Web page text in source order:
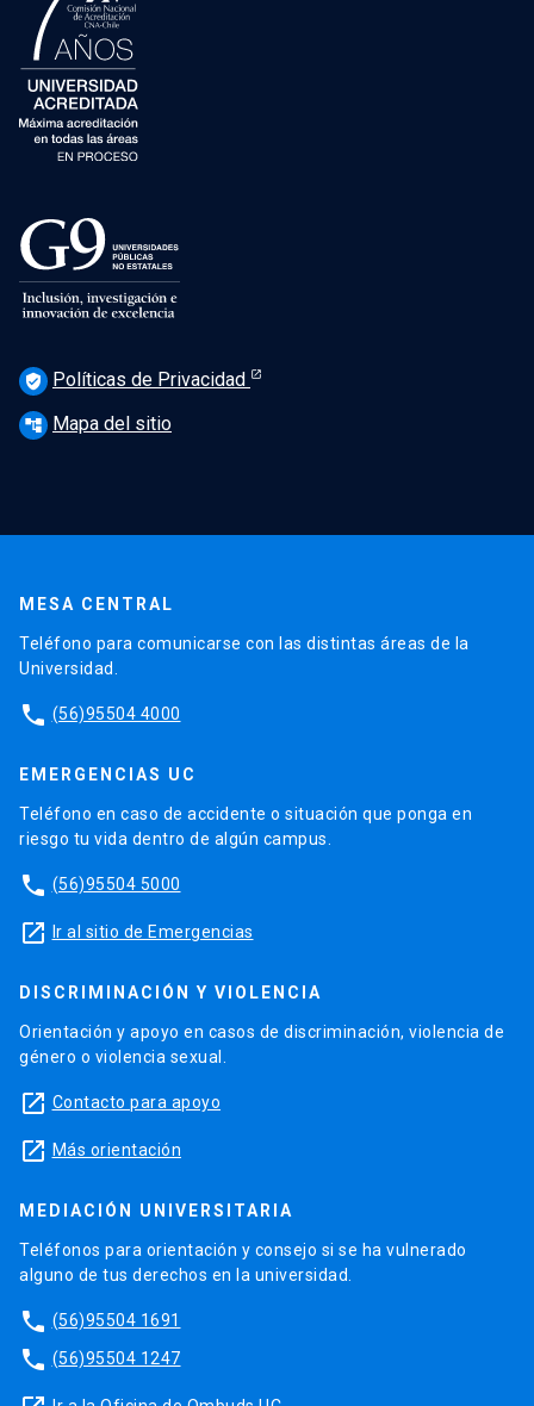
verified_user Políticas de Privacidad
account_tree Mapa del sitio
MESA CENTRAL
Teléfono para comunicarse con las distintas áreas de la
Universidad.
phone (56)95504 4000
EMERGENCIAS UC
Teléfono en caso de accidente o situación que ponga en
riesgo tu vida dentro de algún campus.
phone (56)95504 5000
launch Ir al sitio de Emergencias
DISCRIMINACIÓN Y VIOLENCIA
Orientación y apoyo en casos de discriminación, violencia de
género o violencia sexual.
launch Contacto para apoyo
launch Más orientación
MEDIACIÓN UNIVERSITARIA
Teléfonos para orientación y consejo si se ha vulnerado
alguno de tus derechos en la universidad.
phone (56)95504 1691
phone (56)95504 1247